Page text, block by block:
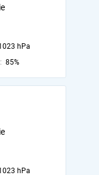
hPa
85%
hPa